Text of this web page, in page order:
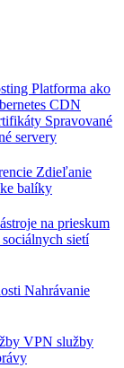
Platforma ako
CDN
Spravované
servery
Zdieľanie
balíky
na prieskum
sociálnych sietí
Nahrávanie
VPN služby